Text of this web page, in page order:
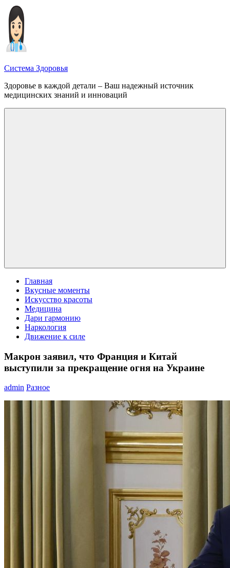
Перейти
содержимому
Система Здоровья
Здоровье в каждой детали – Ваш надежный источник
медицинских знаний и инноваций
Главная
Вкусные моменты
Искусство красоты
Медицина
Дари гармонию
Наркология
Движение к силе
Макрон заявил, что Франция и Китай
выступили за прекращение огня на Украине
admin Разное